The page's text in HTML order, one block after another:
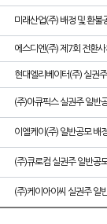
미래산업(주) 배정 및 환불
에스디엔(주) 제7회 전환
현대엘리베이터(주) 실권
(주)아큐픽스 실권주 일반
이엘케이(주) 일반공모 배
(주)큐로컴 실권주 일반공
(주)케이아이씨 실권주 일